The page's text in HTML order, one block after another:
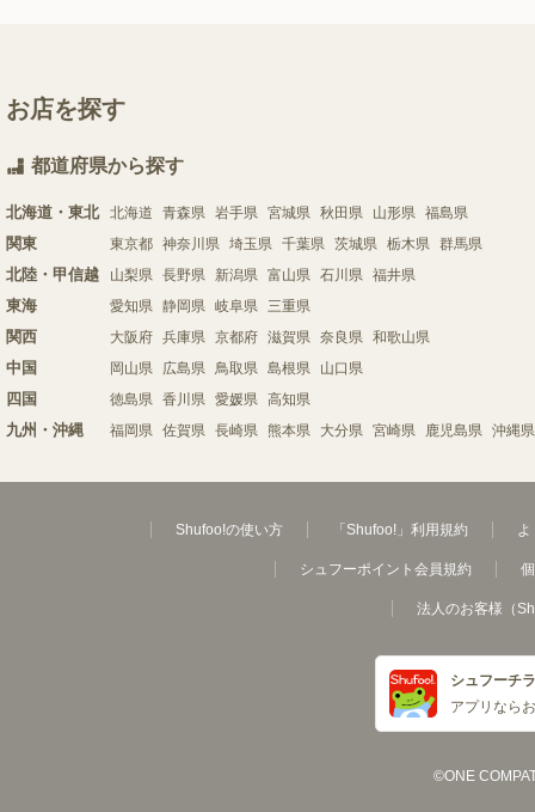
お店を探す
都道府県から探す
北海道・東北 北海道 青森県 岩手県 宮城県 秋田県 山形県 福島県
関東 東京都 神奈川県 埼玉県 千葉県 茨城県 栃木県 群馬県
北陸・甲信越 山梨県 長野県 新潟県 富山県 石川県 福井県
東海 愛知県 静岡県 岐阜県 三重県
関西 大阪府 兵庫県 京都府 滋賀県 奈良県 和歌山県
中国 岡山県 広島県 鳥取県 島根県 山口県
四国 徳島県 香川県 愛媛県 高知県
九州・沖縄 福岡県 佐賀県 長崎県 熊本県 大分県 宮崎県 鹿児島県 沖縄県
Shufoo!の使い方 「Shufoo!」利用規約 よ
シュフーポイント会員規約
法人のお客様（
シュフーチ
アプリなら
©ONE